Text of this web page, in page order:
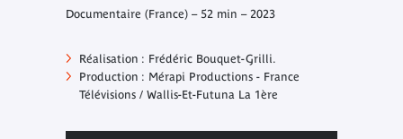
Documentaire (France) – 52 min – 2023
Réalisation : Frédéric Bouquet-Grilli.
Production : Mérapi Productions - France
Télévisions / Wallis-Et-Futuna La 1ère